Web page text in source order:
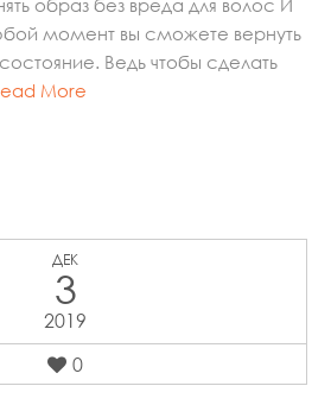
образ без вреда для волос И
момент вы сможете вернуть
Ведь чтобы сделать
More
ДЕК
3
2019
0